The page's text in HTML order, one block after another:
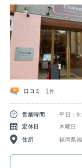
口コミ 1 件
営業時間
平日：
定休日
木曜日
住所 福岡県